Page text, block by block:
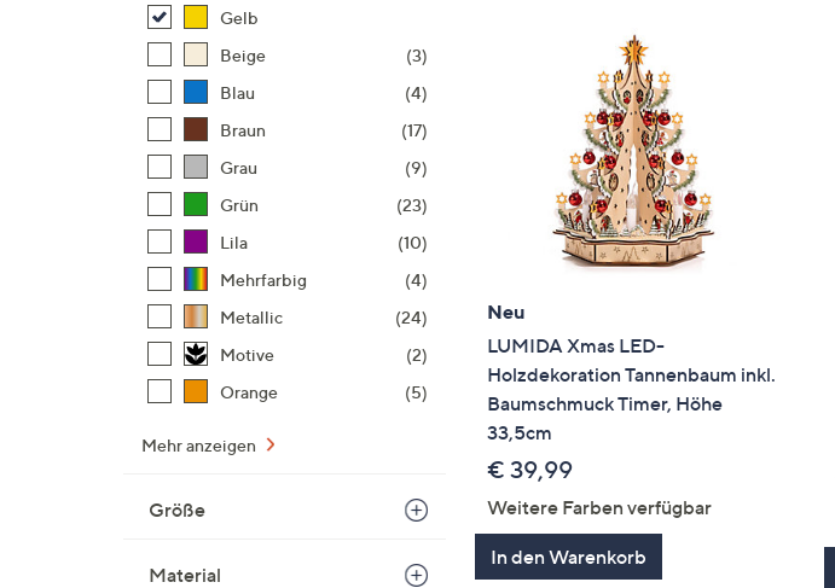
Gelb
Beige
(3)
Blau
(4)
Braun
(17)
Grau
(9)
Grün
(23)
Lila
(10)
Mehrfarbig
(4)
Metallic
(24)
Motive
(2)
Orange
(5)
Mehr anzeigen
Größe
Material
Neu
LUMIDA Xmas LED-
Holzdekoration Tannenbaum inkl.
Baumschmuck Timer, Höhe
33,5cm
€ 39,99
Weitere Farben verfügbar
In den Warenkorb